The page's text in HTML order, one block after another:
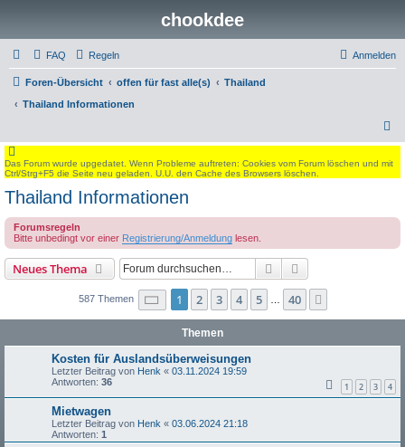
chookdee
FAQ Regeln Anmelden
Foren-Übersicht offen für fast alle(s)
Thailand
Thailand Informationen
u
Das Forum wurde upgedatet. Wenn Probleme auftreten: Cookies vom Forum löschen und mit
Ctrl/Strg+F5 die Seite neu geladen. U.U. den Cache des Browsers löschen.
Thailand Informationen
Forumsregeln
Bitte unbedingt vor einer Registrierung/Anmeldung lesen.
Neues Thema Suche
587 Themen Seite 1von 40
1 2 3 4 5 40
Themen
Kosten für Auslandsüberweisungen
Letzter Beitrag von Henk « 03.11.2024 19:59
Antworten: 36 1 2 3 4
Mietwagen
Letzter Beitrag von Henk « 03.06.2024 21:18
Antworten: 1